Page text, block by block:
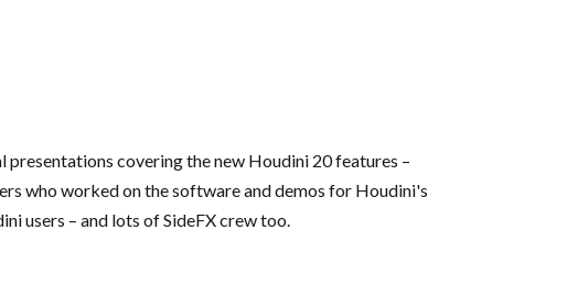
presentations covering the new Houdini 20 features –
who worked on the software and demos for Houdini's
users – and lots of SideFX crew too.